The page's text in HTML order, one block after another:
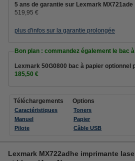
5 ans de garantie sur Lexmark MX721ade
519,95 €
plus d'infos sur la garantie prolongée
Bon plan : commandez également le bac
Lexmark 50G0800 bac à papier optionnel
185,50 €
Téléchargements
Caractéristiques
Manuel
Pilote
Options
Toners
Papier
Câble USB
Lexmark MX722adhe imprimante